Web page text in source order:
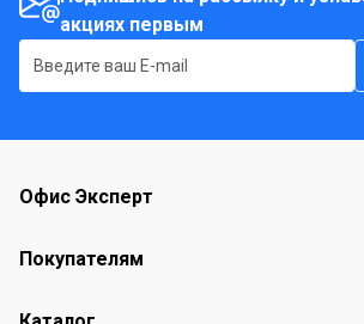
акциях первым
Офис Эксперт
Покупателям